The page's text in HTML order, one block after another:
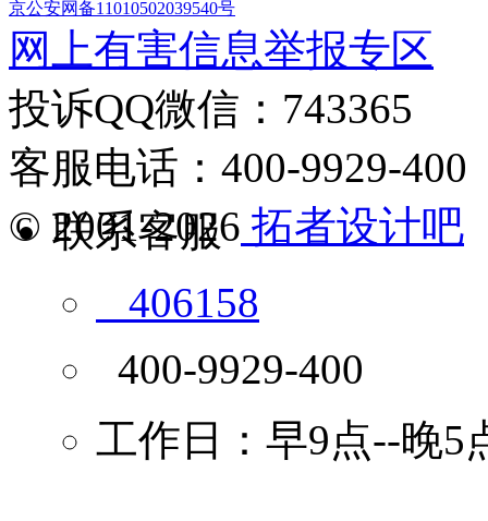
京公安网备11010502039540号
网上有害信息举报专区
投诉QQ微信：743365
客服电话：400-9929-400
© 2001-2026 拓者设计吧
联系客服
406158
400-9929-400
工作日：早9点--晚5